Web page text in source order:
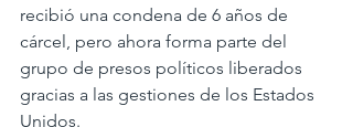
recibió una condena de 6 años de
cárcel, pero ahora forma parte del
grupo de presos políticos liberados
gracias a las gestiones de los Estados
Unidos.